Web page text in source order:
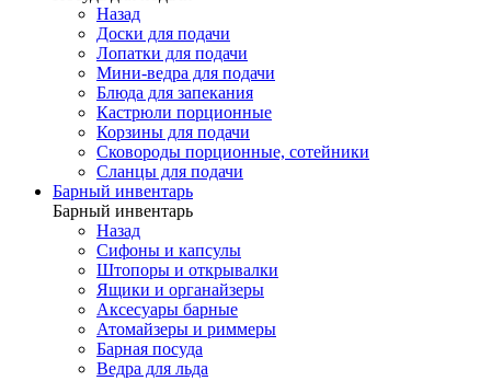
Назад
Доски для подачи
Лопатки для подачи
Мини-ведра для подачи
Блюда для запекания
Кастрюли порционные
Корзины для подачи
Сковороды порционные, сотейники
Сланцы для подачи
Барный инвентарь
Барный инвентарь
Назад
Сифоны и капсулы
Штопоры и открывалки
Ящики и органайзеры
Аксесуары барные
Атомайзеры и риммеры
Барная посуда
Ведра для льда